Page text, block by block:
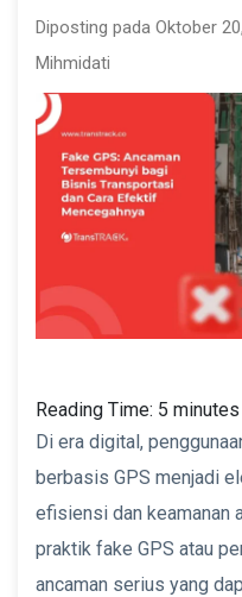
Diposting pada Oktober
Mihmidati
Reading Time: 5 minutes
Di era digital,
berbasis GPS menjadi
efisiensi dan keamanan
praktik fake GPS atau
ancaman serius yang